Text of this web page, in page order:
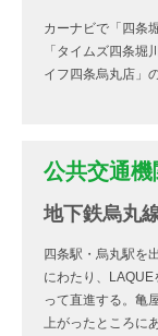
カーナビで「四条
「タイムズ四条堀
イフ四条烏丸店」
公共交通
地下鉄烏丸
四条駅・烏丸駅を
にわたり、
って直進する。亀
上がったところに